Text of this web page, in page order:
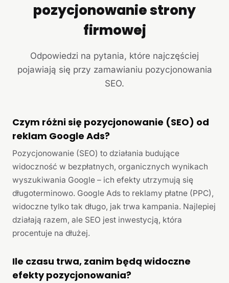
pozycjonowanie strony
firmowej
Odpowiedzi na pytania, które najczęściej
pojawiają się przy zamawianiu pozycjonowania
SEO.
Czym różni się pozycjonowanie (SEO) od
reklam Google Ads?
Pozycjonowanie (SEO) to działania budujące
widoczność w bezpłatnych, organicznych wynikach
wyszukiwania Google – ich efekty utrzymują się
długoterminowo. Google Ads to reklamy płatne (PPC),
widoczne tylko tak długo, jak trwa kampania. Najlepiej
działają razem, ale SEO jest inwestycją, która
procentuje na dłużej.
Ile czasu trwa, zanim będą widoczne
efekty pozycjonowania?